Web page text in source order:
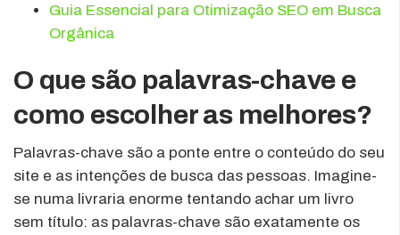
Guia Essencial para Otimização SEO em Busca
Orgânica
O que são palavras-chave e
como escolher as melhores?
Palavras-chave são a ponte entre o conteúdo do seu
site e as intenções de busca das pessoas. Imagine-
se numa livraria enorme tentando achar um livro
sem título: as palavras-chave são exatamente os